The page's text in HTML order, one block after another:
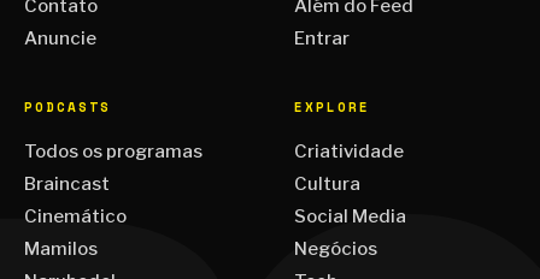
Contato
Anuncie
Além do Feed
Entrar
PODCASTS
Todos os programas
Braincast
Cinemático
Mamilos
EXPLORE
Criatividade
Cultura
Social Media
Negócios